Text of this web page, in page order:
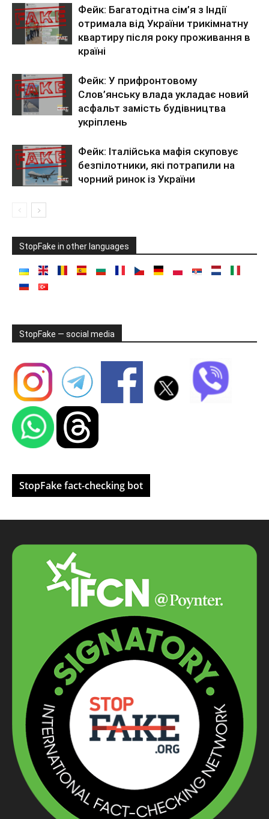
Фейк: Багатодітна сім’я з Індії
отримала від України трикімнатну
квартиру після року проживання в
країні
Фейк: У прифронтовому
Слов’янську влада укладає новий
асфальт замість будівництва
укріплень
Фейк: Італійська мафія скуповує
безпілотники, які потрапили на
чорний ринок із України
StopFake in other languages
StopFake — social media
StopFake fact-checking bot